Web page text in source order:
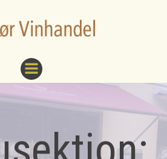
til
indhold